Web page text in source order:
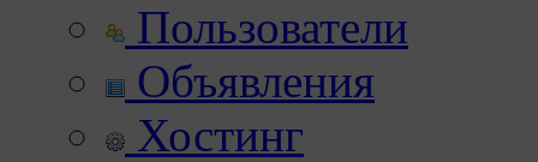
Пользователи
Объявления
Хостинг